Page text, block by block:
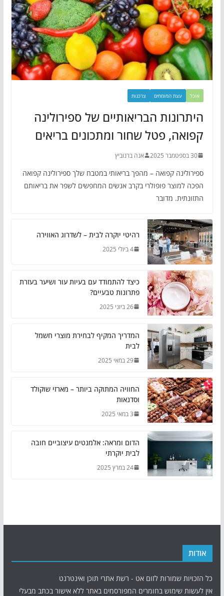
אוכל עצת המומחים צרכנות
היתרונות הבריאותיים של ספירולינה
קפואה, פטל שחור ומתכונים בריאים
30 בספטמבר 2025 אנה ברנוביץ
ספירולינה קפואה – מהפך בריאותי במטבח שלך ספירולינה קפואה
הפכה למוצר פופולרי בקרב אנשים המחפשים לשפר את בריאותם
התזונתית. מדובר
רהיטי יוקרה לבית – לשדרוג האווירה
4 ביולי 2025
כיצד להתמודד עם בעיות עור ושיער בעזרת
פתרונות טבעיים?
26 ביוני 2025
המדריך המקיף לבחירת מוצרי חשמל
לבית
29 במאי 2025
החוויה המתוקה ביותר – מארזי שוקולד
וסדנאות
3 במאי 2025
הדום ומראה: אלמנטים עיצוביים חובה
לבית יוקרתי
24 במרץ 2025
אודות
כל הזכויות שמורות לזום אט - רשת אתרי תוכן ואינטרנט
אין לעשות שימוש בחומרים המפורסמים באתר ללא אישור בכתב מבעלי